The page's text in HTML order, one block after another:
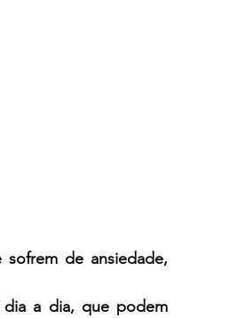
de ansiedade,
dia a dia, que podem